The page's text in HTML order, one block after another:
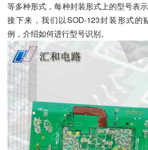
等多种形式，每种封装形式上的型号表示
接下来，我们以SOD-123封装形式的
例，介绍如何进行型号识别。